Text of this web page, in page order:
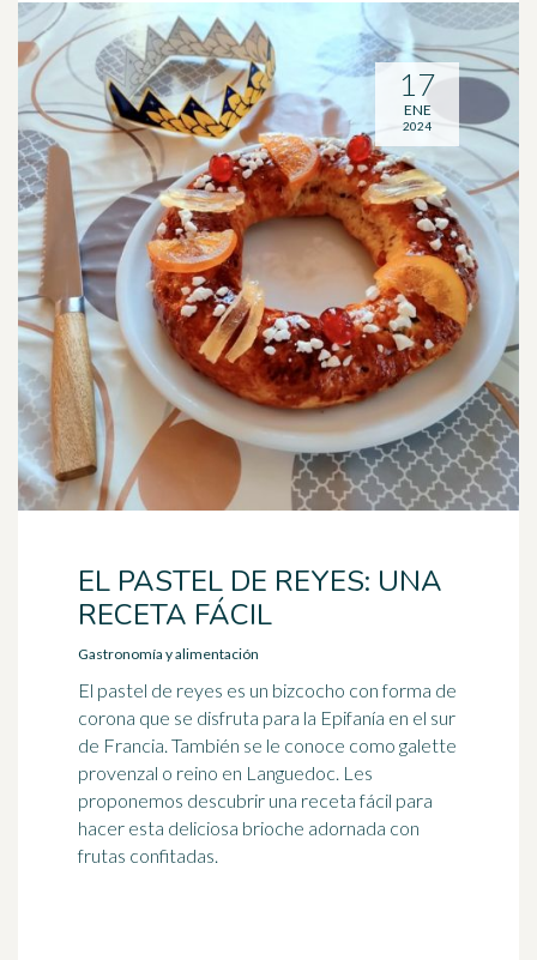
EL PASTEL DE REYES: UNA
RECETA FÁCIL
Gastronomía y alimentación
El pastel de reyes es un bizcocho con forma de
corona que se disfruta para la Epifanía en el sur
de Francia. También se le conoce como galette
provenzal o reino en Languedoc. Les
proponemos descubrir una receta fácil para
hacer esta deliciosa brioche adornada con
frutas confitadas.
17
ENE
2024